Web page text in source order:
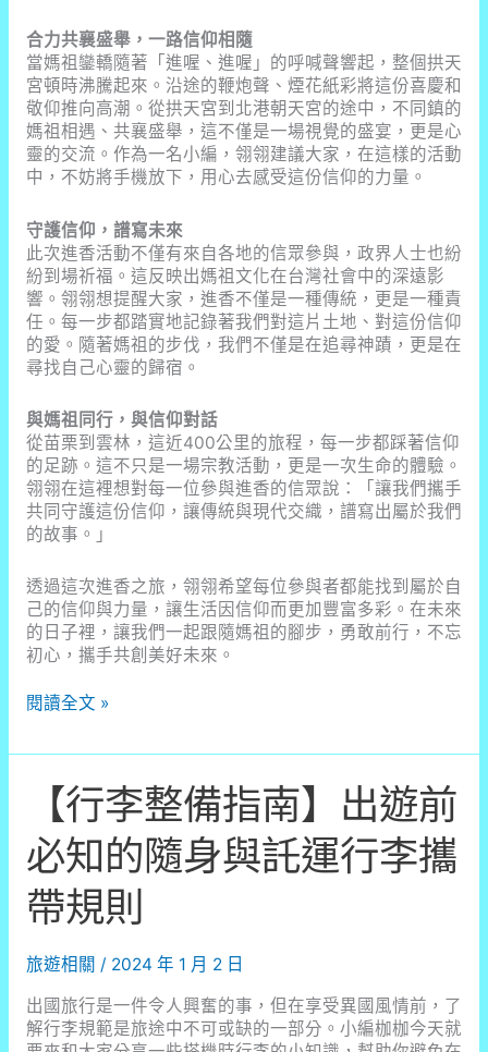
合力共襄盛舉，一路信仰相隨
當媽祖鑾轎隨著「進喔、進喔」的呼喊聲響起，整個拱天
宮頓時沸騰起來。沿途的鞭炮聲、煙花紙彩將這份喜慶和
敬仰推向高潮。從拱天宮到北港朝天宮的途中，不同鎮的
媽祖相遇、共襄盛舉，這不僅是一場視覺的盛宴，更是心
靈的交流。作為一名小編，翎翎建議大家，在這樣的活動
中，不妨將手機放下，用心去感受這份信仰的力量。
守護信仰，譜寫未來
此次進香活動不僅有來自各地的信眾參與，政界人士也紛
紛到場祈福。這反映出媽祖文化在台灣社會中的深遠影
響。翎翎想提醒大家，進香不僅是一種傳統，更是一種責
任。每一步都踏實地記錄著我們對這片土地、對這份信仰
的愛。隨著媽祖的步伐，我們不僅是在追尋神蹟，更是在
尋找自己心靈的歸宿。
與媽祖同行，與信仰對話
從苗栗到雲林，這近400公里的旅程，每一步都踩著信仰
的足跡。這不只是一場宗教活動，更是一次生命的體驗。
翎翎在這裡想對每一位參與進香的信眾說：「讓我們攜手
共同守護這份信仰，讓傳統與現代交織，譜寫出屬於我們
的故事。」
透過這次進香之旅，翎翎希望每位參與者都能找到屬於自
己的信仰與力量，讓生活因信仰而更加豐富多彩。在未來
的日子裡，讓我們一起跟隨媽祖的腳步，勇敢前行，不忘
初心，攜手共創美好未來。
隨
奇」
上
信
仰
之
——
2024
白
沙
屯
閱讀全文 »
【行李整備指南】出遊前
必知的隨身與託運行李攜
帶規則
旅遊相關 / 2024 年 1 月 2 日
出國旅行是一件令人興奮的事，但在享受異國風情前，了
解行李規範是旅途中不可或缺的一部分。小編枷枷今天就